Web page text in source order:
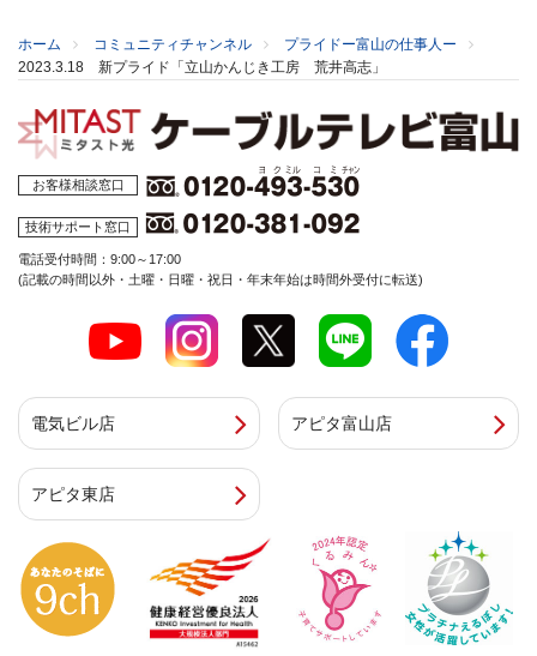
ホーム コミュニティチャンネル
プライドー富山の仕事人ー
2023.3.18 新プライド「立山かんじき工房 荒井高志」
お客様相談窓口
技術サポート窓口
電話受付時間：9:00～17:00
(記載の時間以外・土曜・日曜・祝日・年末年始は時間外受付に転送)
電気ビル店 アピタ富山店
アピタ東店